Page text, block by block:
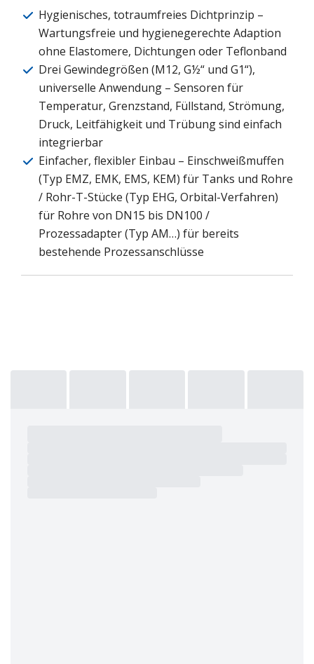
Hygienisches, totraumfreies Dichtprinzip –
Wartungsfreie und hygienegerechte Adaption
ohne Elastomere, Dichtungen oder Teflonband
Drei Gewindegrößen (M12, G½“ und G1“),
universelle Anwendung – Sensoren für
Temperatur, Grenzstand, Füllstand, Strömung,
Druck, Leitfähigkeit und Trübung sind einfach
integrierbar
Einfacher, flexibler Einbau – Einschweißmuffen
(Typ EMZ, EMK, EMS, KEM) für Tanks und Rohre
/ Rohr-T-Stücke (Typ EHG, Orbital-Verfahren)
für Rohre von DN15 bis DN100 /
Prozessadapter (Typ AM…) für bereits
bestehende Prozessanschlüsse